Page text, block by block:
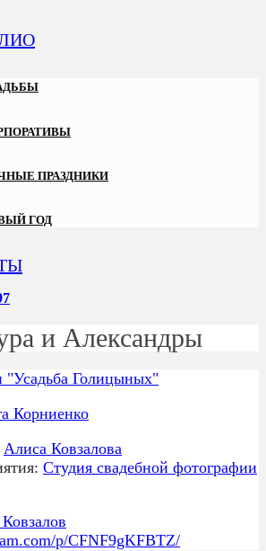
ПРАЗДНИКИ
ГОД
и Александры
"Усадьба Голицыных"
Корниенко
Алиса Ковзалова
Студия свадебной фотографии
p/CFNF9gKFBTZ/